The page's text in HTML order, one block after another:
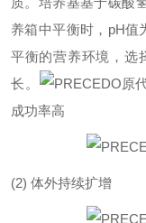
养箱中平衡时，pH值
平衡的营养环境，选
长。
成功率高
(2) 体外持续扩增